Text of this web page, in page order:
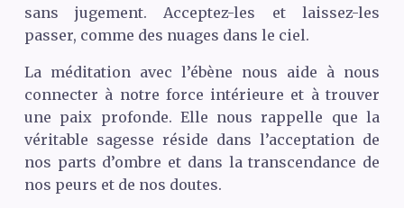
sans jugement. Acceptez-les et laissez-les
passer, comme des nuages dans le ciel.
La méditation avec l’ébène nous aide à nous
connecter à notre force intérieure et à trouver
une paix profonde. Elle nous rappelle que la
véritable sagesse réside dans l’acceptation de
nos parts d’ombre et dans la transcendance de
nos peurs et de nos doutes.